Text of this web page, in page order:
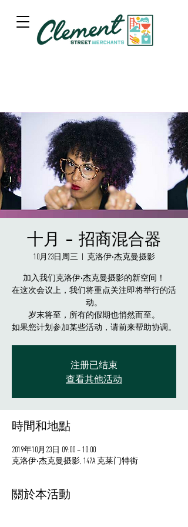
十月 - 招商混合器
10月23日周三
  |
克洛伊·杰克曼摄影
加入我们克洛伊·杰克曼摄影的新空间！
在这次会议上，我们将重点关注即将举行的活
动。
岁末将至，所有的假期也悄然而至。
如果您计划参加某些活动，请前来帮助协调。
注册已结束
查看其他活动
時間和地點
2019年10月23日 09:00 – 10:00
克洛伊·杰克曼摄影, 147A 克莱门特街
關於本活動